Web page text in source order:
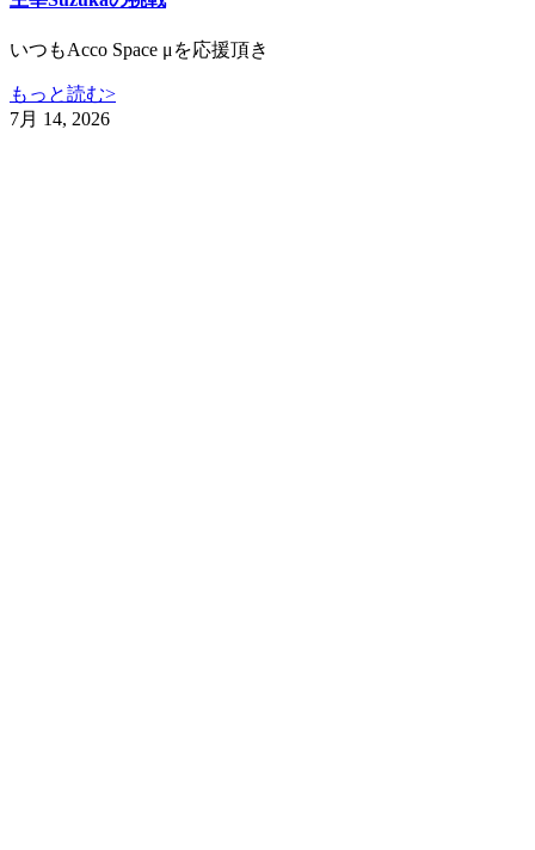
いつもAcco Space μを応援頂き
もっと読む>
7月 14, 2026